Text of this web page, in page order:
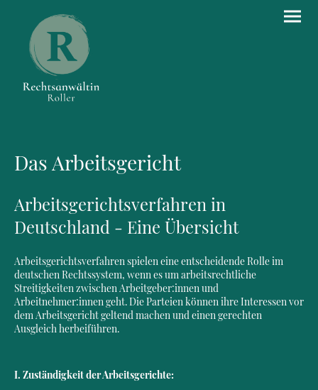
Das Arbeitsgericht
Arbeitsgerichtsverfahren in
Deutschland - Eine Übersicht
Arbeitsgerichtsverfahren spielen eine entscheidende Rolle im
deutschen Rechtssystem, wenn es um arbeitsrechtliche
Streitigkeiten zwischen Arbeitgeber:innen und
Arbeitnehmer:innen geht. Die Parteien können ihre Interessen vor
dem Arbeitsgericht geltend machen und einen gerechten
Ausgleich herbeiführen.
I. Zuständigkeit der Arbeitsgerichte: